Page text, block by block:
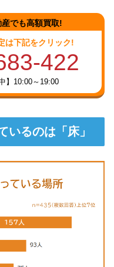
でも高額買取!
は下記をクリック!
422
】10:00～19:00
いるのは「床」